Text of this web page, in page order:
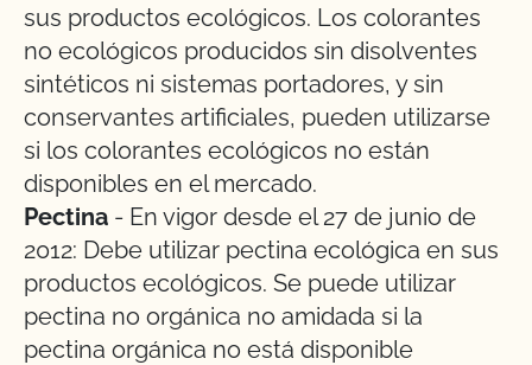
sus productos ecológicos. Los colorantes
no ecológicos producidos sin disolventes
sintéticos ni sistemas portadores, y sin
conservantes artificiales, pueden utilizarse
si los colorantes ecológicos no están
disponibles en el mercado.
Pectina - En vigor desde el 27 de junio de
2012: Debe utilizar pectina ecológica en sus
productos ecológicos. Se puede utilizar
pectina no orgánica no amidada si la
pectina orgánica no está disponible